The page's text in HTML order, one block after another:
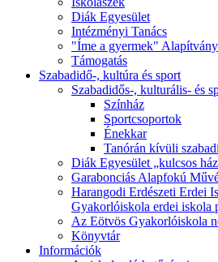
Diák Egyesület
Intézményi Tanács
"Íme a gyermek" Alapítvány
Támogatás
Szabadidő-, kultúra és sport
Szabadidős-, kulturális- és
Színház
Sportcsoportok
Énekkar
Tanórán kívüli
Diák Egyesület „kulcsos
Garabonciás Alapfokú
Harangodi Erdészeti Erdei
Gyakorlóiskola erdei iskola
Az Eötvös Gyakorlóiskola
Könyvtár
Információk